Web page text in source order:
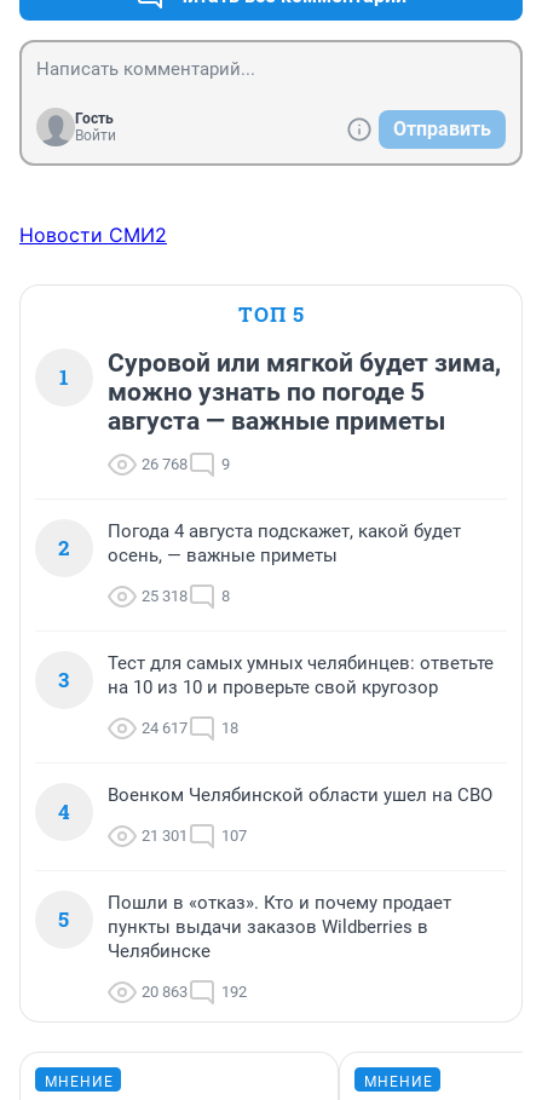
Гость
Войти
Отправить
Новости СМИ2
ТОП 5
1
Суровой или мягкой будет зима,
можно узнать по погоде 5
августа — важные приметы
26 768 9
2
Погода 4 августа подскажет, какой будет
осень, — важные приметы
25 318 8
3
Тест для самых умных челябинцев: ответьте
на 10 из 10 и проверьте свой кругозор
24 617 18
4
Военком Челябинской области ушел на СВО
21 301 107
5
Пошли в «отказ». Кто и почему продает
пункты выдачи заказов Wildberries в
Челябинске
20 863 192
МНЕНИЕ МНЕНИЕ